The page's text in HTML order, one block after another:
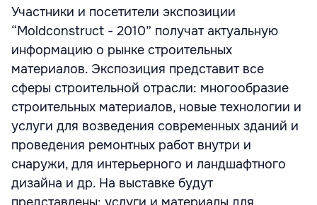
Участники и посетители экспозиции
“Moldconstruct - 2010” получат актуальную
информацию о рынке строительных
материалов. Экспозиция представит все
сферы строительной отрасли: многообразие
строительных материалов, новые технологии и
услуги для возведения современных зданий и
проведения ремонтных работ внутри и
снаружи, для интерьерного и ландшафтного
дизайна и др. На выставке будут